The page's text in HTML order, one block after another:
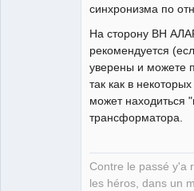
синхронизма по
На сторону ВН
рекомендуется
уверены и можете
так как в
может находиться
трансформатора.
Contre le passé y'a
les héros, dans un